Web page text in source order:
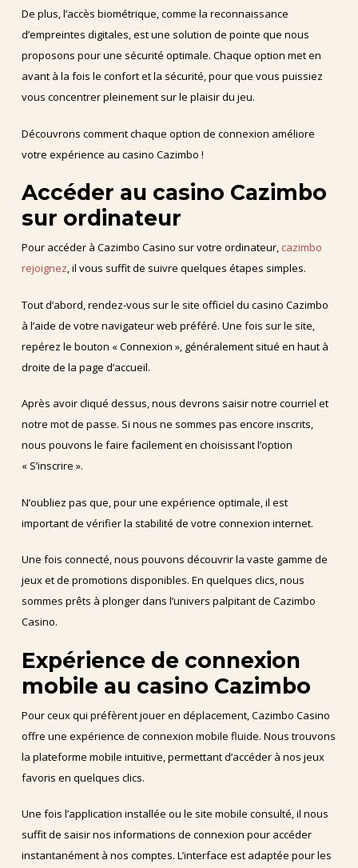
De plus, l’accès biométrique, comme la reconnaissance
d’empreintes digitales, est une solution de pointe que nous
proposons pour une sécurité optimale. Chaque option met en
avant à la fois le confort et la sécurité, pour que vous puissiez
vous concentrer pleinement sur le plaisir du jeu.
Découvrons comment chaque option de connexion améliore
votre expérience au casino Cazimbo !
Accéder au casino Cazimbo
sur ordinateur
Pour accéder à Cazimbo Casino sur votre ordinateur, cazimbo
rejoignez, il vous suffit de suivre quelques étapes simples.
Tout d’abord, rendez-vous sur le site officiel du casino Cazimbo
à l’aide de votre navigateur web préféré. Une fois sur le site,
repérez le bouton « Connexion », généralement situé en haut à
droite de la page d’accueil.
Après avoir cliqué dessus, nous devrons saisir notre courriel et
notre mot de passe. Si nous ne sommes pas encore inscrits,
nous pouvons le faire facilement en choisissant l’option
« S’inscrire ».
N’oubliez pas que, pour une expérience optimale, il est
important de vérifier la stabilité de votre connexion internet.
Une fois connecté, nous pouvons découvrir la vaste gamme de
jeux et de promotions disponibles. En quelques clics, nous
sommes prêts à plonger dans l’univers palpitant de Cazimbo
Casino.
Expérience de connexion
mobile au casino Cazimbo
Pour ceux qui préfèrent jouer en déplacement, Cazimbo Casino
offre une expérience de connexion mobile fluide. Nous trouvons
la plateforme mobile intuitive, permettant d’accéder à nos jeux
favoris en quelques clics.
Une fois l’application installée ou le site mobile consulté, il nous
suffit de saisir nos informations de connexion pour accéder
instantanément à nos comptes. L’interface est adaptée pour les